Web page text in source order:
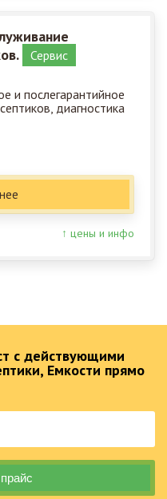
Сервис
и послегарантийное
диагностика
↑ цены и инфо
с действующими
Емкости прямо